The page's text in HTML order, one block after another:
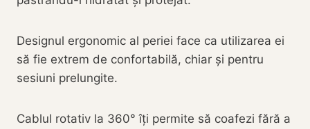
Designul ergonomic al periei face ca utilizarea ei
să fie extrem de confortabilă, chiar și pentru
sesiuni prelungite.
Cablul rotativ la 360° îți permite să coafezi fără a